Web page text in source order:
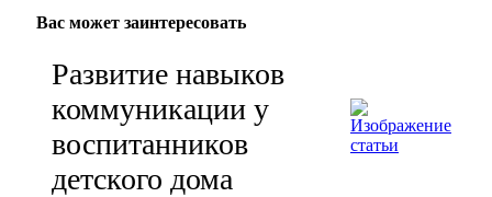
Вас может заинтересовать
Развитие навыков
коммуникации у
воспитанников
детского дома